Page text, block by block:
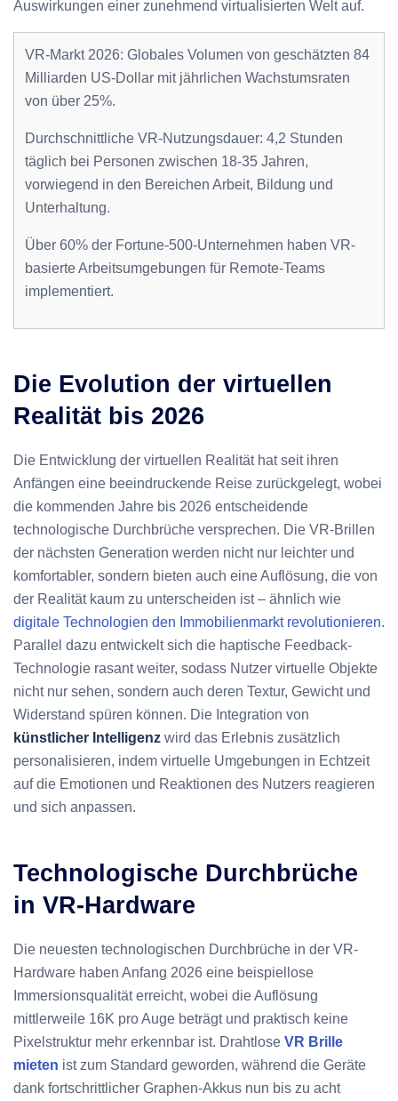
Auswirkungen einer zunehmend virtualisierten Welt auf.
VR-Markt 2026: Globales Volumen von geschätzten 84
Milliarden US-Dollar mit jährlichen Wachstumsraten
von über 25%.
Durchschnittliche VR-Nutzungsdauer: 4,2 Stunden
täglich bei Personen zwischen 18-35 Jahren,
vorwiegend in den Bereichen Arbeit, Bildung und
Unterhaltung.
Über 60% der Fortune-500-Unternehmen haben VR-
basierte Arbeitsumgebungen für Remote-Teams
implementiert.
Die Evolution der virtuellen
Realität bis 2026
Die Entwicklung der virtuellen Realität hat seit ihren
Anfängen eine beeindruckende Reise zurückgelegt, wobei
die kommenden Jahre bis 2026 entscheidende
technologische Durchbrüche versprechen. Die VR-Brillen
der nächsten Generation werden nicht nur leichter und
komfortabler, sondern bieten auch eine Auflösung, die von
der Realität kaum zu unterscheiden ist – ähnlich wie
digitale Technologien den Immobilienmarkt revolutionieren.
Parallel dazu entwickelt sich die haptische Feedback-
Technologie rasant weiter, sodass Nutzer virtuelle Objekte
nicht nur sehen, sondern auch deren Textur, Gewicht und
Widerstand spüren können. Die Integration von
künstlicher Intelligenz wird das Erlebnis zusätzlich
personalisieren, indem virtuelle Umgebungen in Echtzeit
auf die Emotionen und Reaktionen des Nutzers reagieren
und sich anpassen.
Technologische Durchbrüche
in VR-Hardware
Die neuesten technologischen Durchbrüche in der VR-
Hardware haben Anfang 2026 eine beispiellose
Immersionsqualität erreicht, wobei die Auflösung
mittlerweile 16K pro Auge beträgt und praktisch keine
Pixelstruktur mehr erkennbar ist. Drahtlose VR Brille
mieten ist zum Standard geworden, während die Geräte
dank fortschrittlicher Graphen-Akkus nun bis zu acht